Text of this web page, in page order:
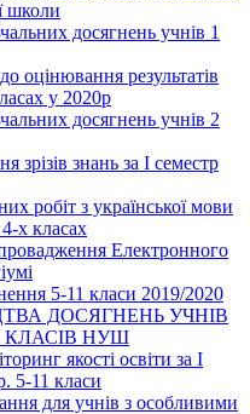
школи
досягнень учнів 1
оцінювання результатів
у 2020р
досягнень учнів 2
зрізів знань за І семестр
робіт з української мови
х класах
Електронного
5-11 класи 2019/2020
ДОСЯГНЕНЬ УЧНІВ
НУШ
якості освіти за І
5-11 класи
для учнів з особливими